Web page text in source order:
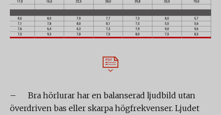
– Bra hörlurar har en balanserad ljudbild utan
överdriven bas eller skarpa högfrekvenser. Ljudet